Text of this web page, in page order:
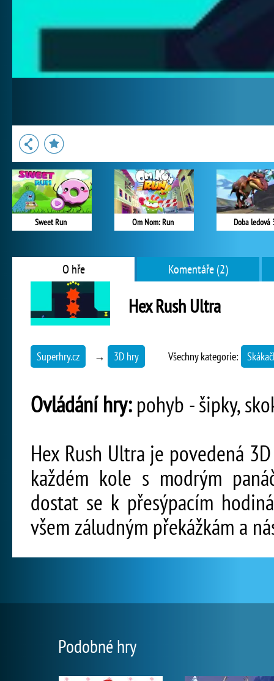
Sweet Run Om Nom: Run Doba ledová
O hře Komentáře (2)
Hex Rush Ultra
Superhry.cz → 3D hry Všechny kategorie:
Ovládání hry:pohyb - šipky,
Hex Rush Ultra je povedená
každém kole s modrým
dostat se k přesýpacím
všem záludným překážkám a
Podobné hry